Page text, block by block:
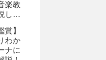
楽教
しま
賞】
わか
ナに